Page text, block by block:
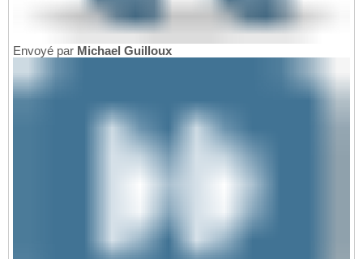
Envoyé par Michael Guilloux